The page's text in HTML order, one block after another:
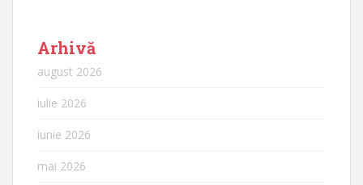
Arhivă
august 2026
iulie 2026
iunie 2026
mai 2026